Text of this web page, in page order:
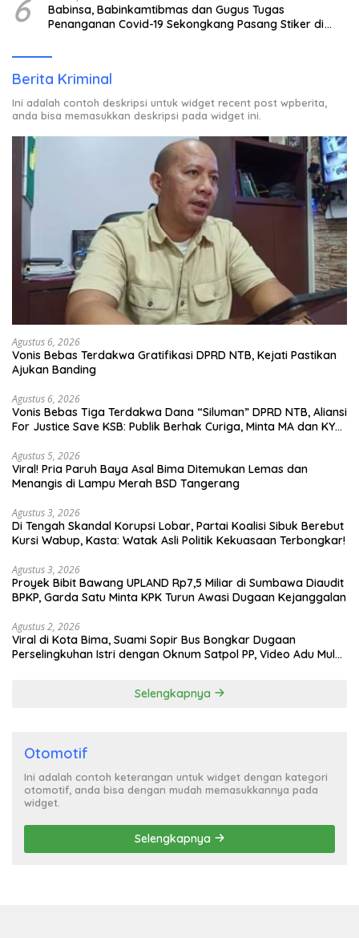
6
Babinsa, Babinkamtibmas dan Gugus Tugas
Penanganan Covid-19 Sekongkang Pasang Stiker di
Berita Kriminal
Ini adalah contoh deskripsi untuk widget recent post wpberita,
anda bisa memasukkan deskripsi pada widget ini.
Agustus 6, 2026
Vonis Bebas Terdakwa Gratifikasi DPRD NTB, Kejati Pastikan
Ajukan Banding
Agustus 6, 2026
Vonis Bebas Tiga Terdakwa Dana “Siluman” DPRD NTB, Aliansi
For Justice Save KSB: Publik Berhak Curiga, Minta MA dan KY
Agustus 5, 2026
Viral! Pria Paruh Baya Asal Bima Ditemukan Lemas dan
Menangis di Lampu Merah BSD Tangerang
Agustus 3, 2026
Di Tengah Skandal Korupsi Lobar, Partai Koalisi Sibuk Berebut
Kursi Wabup, Kasta: Watak Asli Politik Kekuasaan Terbongkar!
Agustus 3, 2026
Proyek Bibit Bawang UPLAND Rp7,5 Miliar di Sumbawa Diaudit
BPKP, Garda Satu Minta KPK Turun Awasi Dugaan Kejanggalan
Agustus 2, 2026
Viral di Kota Bima, Suami Sopir Bus Bongkar Dugaan
Perselingkuhan Istri dengan Oknum Satpol PP, Video Adu Mulut
Selengkapnya
Otomotif
Ini adalah contoh keterangan untuk widget dengan kategori
otomotif, anda bisa dengan mudah memasukkannya pada
widget.
Selengkapnya